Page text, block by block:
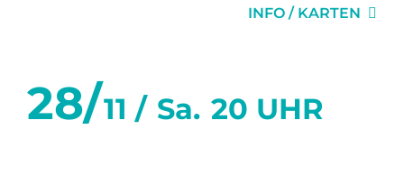
INFO / KARTEN
28/11 / Sa. 20 UHR